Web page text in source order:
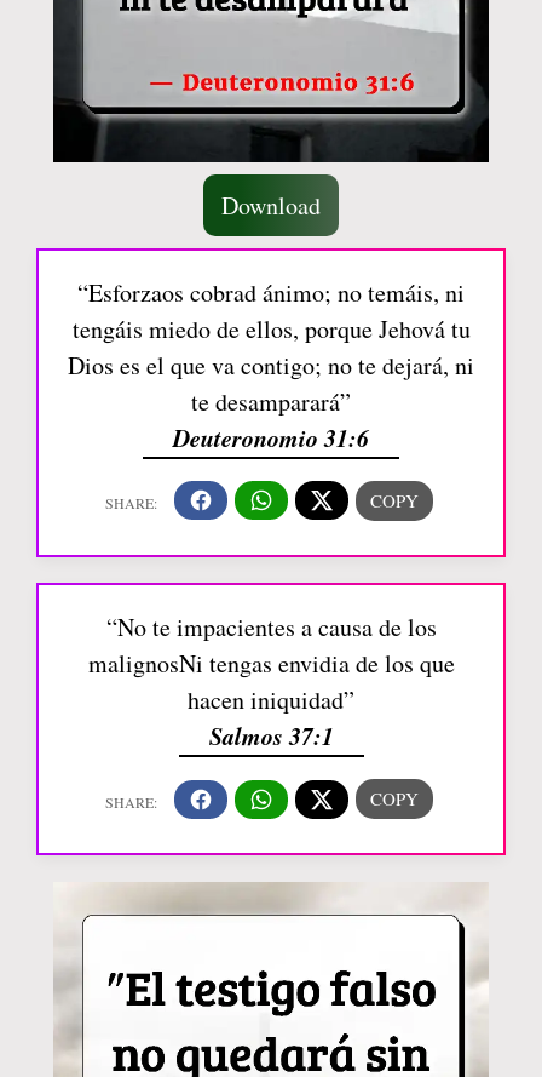
Download
“Esforzaos cobrad ánimo; no temáis, ni
tengáis miedo de ellos, porque Jehová tu
Dios es el que va contigo; no te dejará, ni
te desamparará”
Deuteronomio 31:6
“No te impacientes a causa de los
malignosNi tengas envidia de los que
hacen iniquidad”
Salmos 37:1